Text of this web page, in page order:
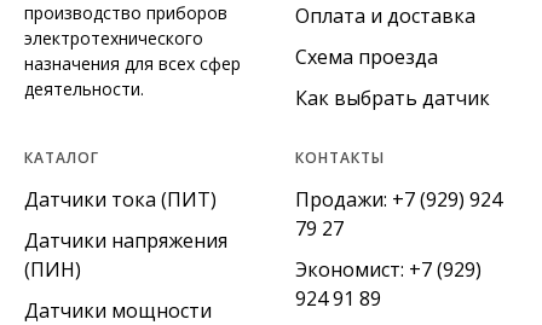
производство приборов
электротехнического
назначения для всех сфер
деятельности.
Оплата и доставка
Схема проезда
Как выбрать датчик
КАТАЛОГ
Датчики тока (ПИТ)
Датчики напряжения
(ПИН)
Датчики мощности
КОНТАКТЫ
Продажи: +7 (929) 924
79 27
Экономист: +7 (929)
924 91 89